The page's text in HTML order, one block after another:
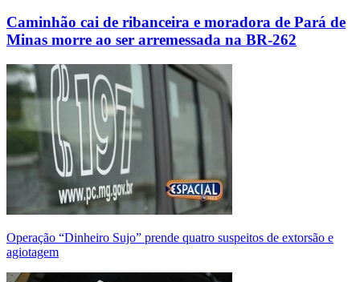
Caminhão cai de ribanceira e moradora de Pará de
Minas morre ao ser arremessada na BR-262
Operação “Dinheiro Sujo” prende quatro suspeitos de extorsão e
agiotagem